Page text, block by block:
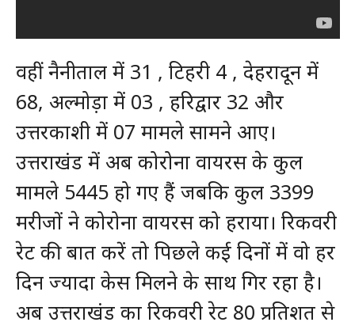
वहीं नैनीताल में 31 , टिहरी 4 , देहरादून में
68, अल्मोड़ा में 03 , हरिद्वार 32 और
उत्तरकाशी में 07 मामले सामने आए।
उत्तराखंड में अब कोरोना वायरस के कुल
मामले 5445 हो गए हैं जबकि कुल 3399
मरीजों ने कोरोना वायरस को हराया। रिकवरी
रेट की बात करें तो पिछले कई दिनों में वो हर
दिन ज्यादा केस मिलने के साथ गिर रहा है।
अब उत्तराखंड का रिकवरी रेट 80 प्रतिशत से